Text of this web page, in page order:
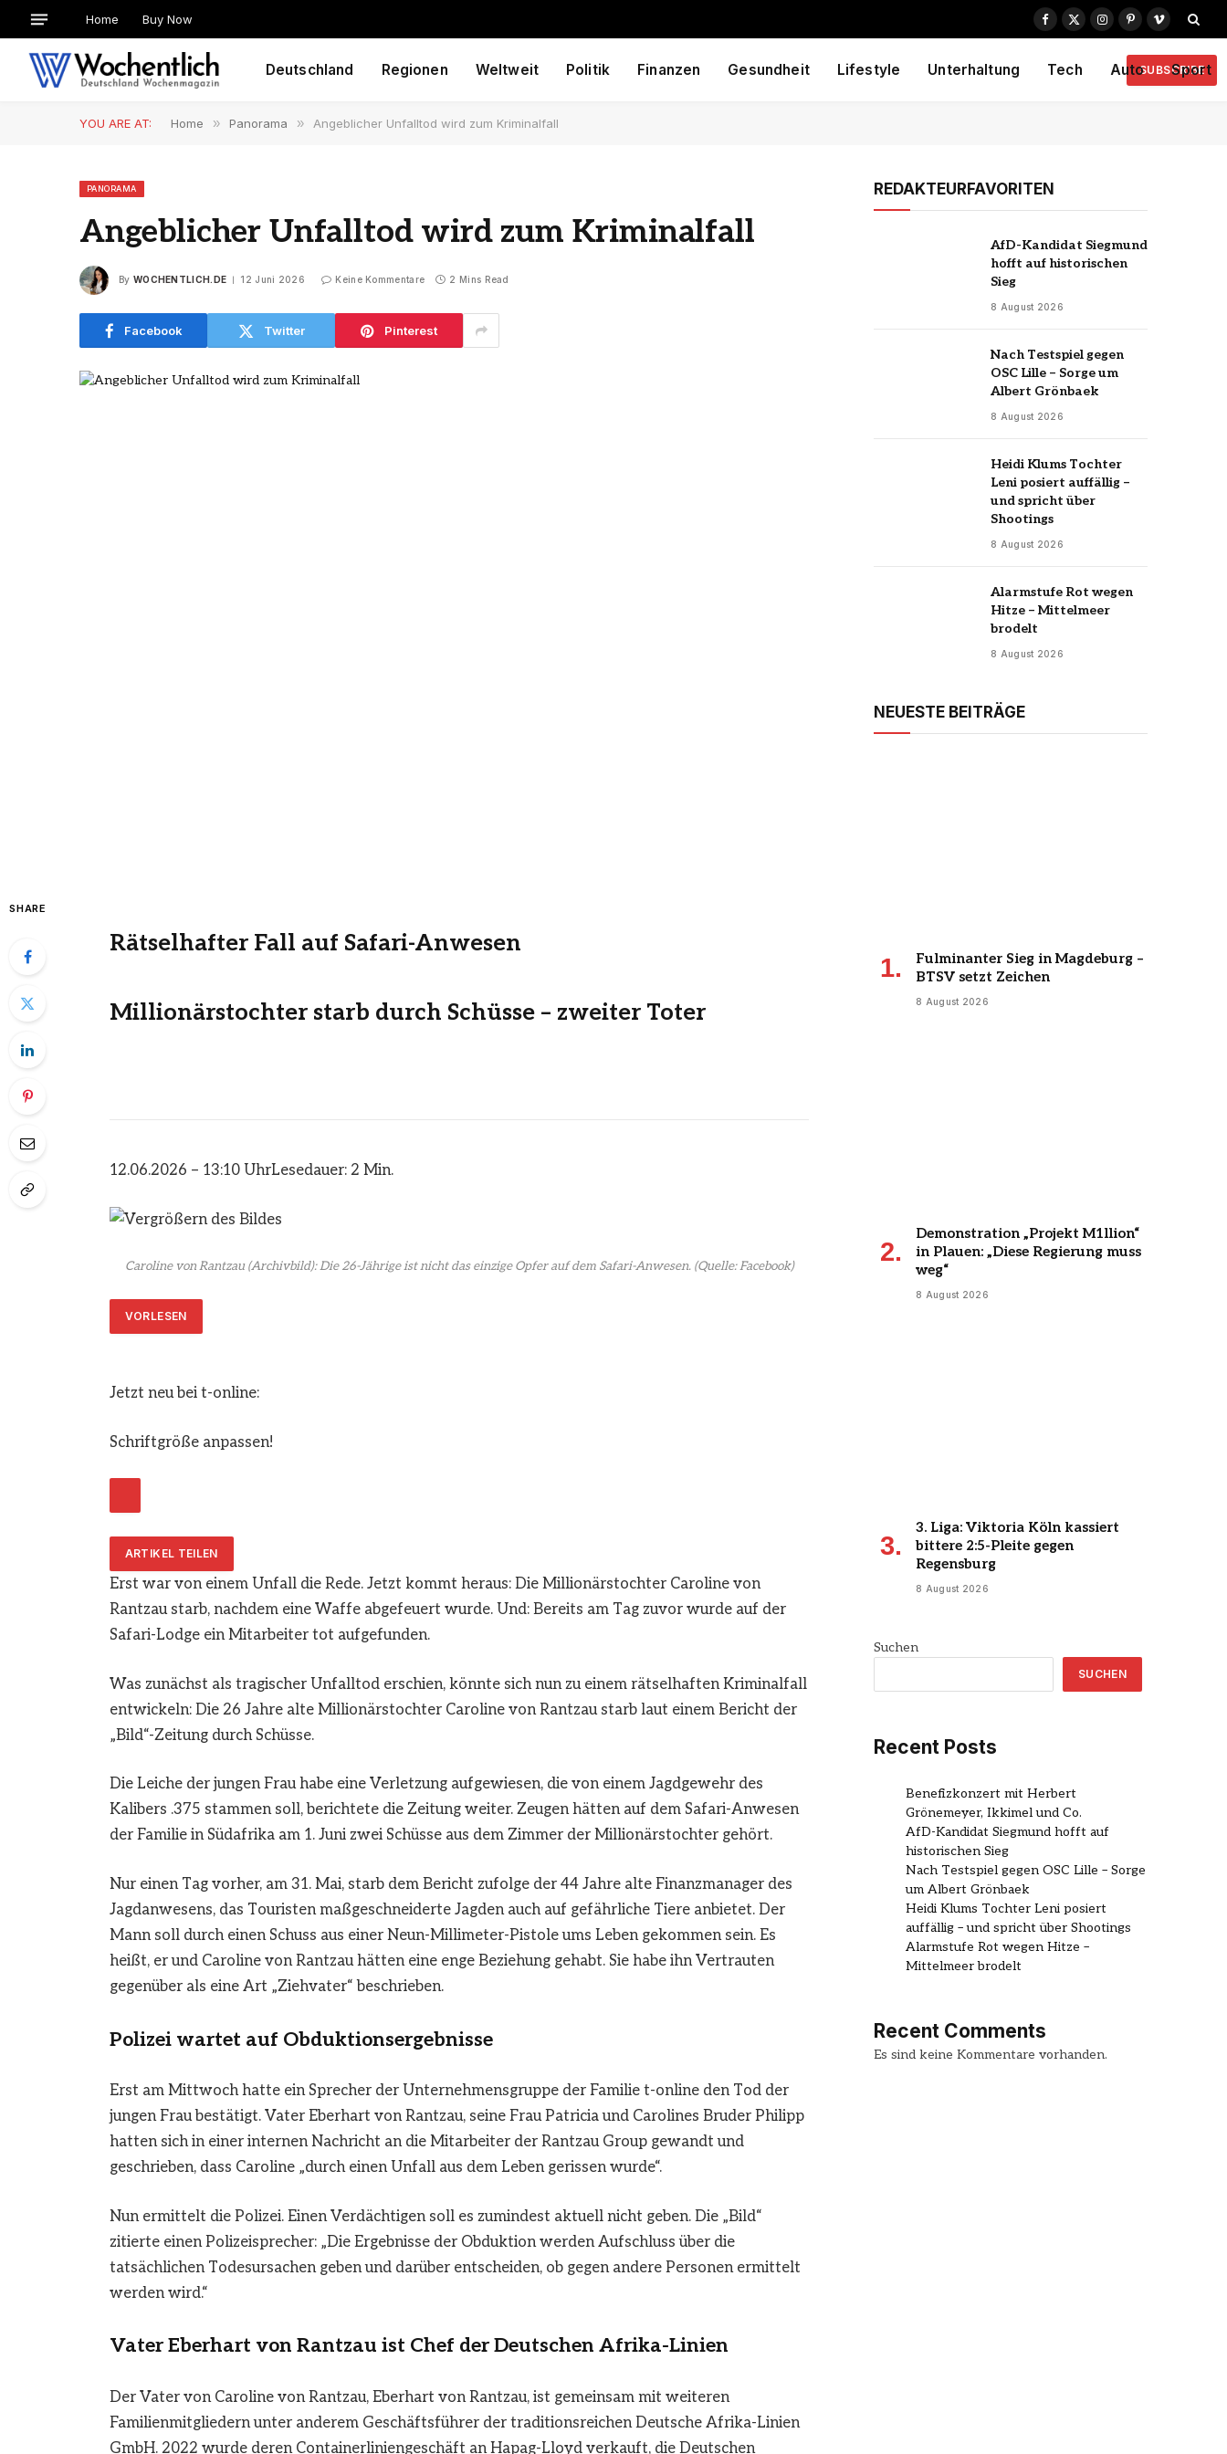
Home Buy Now
Facebook
X
Instagram
PinterestVimeo
Deutschland Regionen Weltweit Politik Finanzen Gesundheit Lifestyle Unterhaltung Tech Auto Sport
SUBSCRIBE
YOU ARE AT: Home » Panorama » Angeblicher Unfalltod wird zum Kriminalfall
PANORAMA
Angeblicher Unfalltod wird zum Kriminalfall
By WOCHENTLICH.DE 12 Juni 2026 Keine Kommentare 2 Mins Read
Facebook Twitter Pinterest
SHARE
Rätselhafter Fall auf Safari-Anwesen
Millionärstochter starb durch Schüsse – zweiter Toter
12.06.2026 – 13:10 UhrLesedauer: 2 Min.
Caroline von Rantzau (Archivbild): Die 26-Jährige ist nicht das einzige Opfer auf dem Safari-Anwesen.(Quelle: Facebook)
VORLESEN
Jetzt neu bei t-online:
Schriftgröße anpassen!
ARTIKEL TEILEN
Erst war von einem Unfall die Rede. Jetzt kommt heraus: Die Millionärstochter Caroline von
Rantzau starb, nachdem eine Waffe abgefeuert wurde. Und: Bereits am Tag zuvor wurde auf der
Safari-Lodge ein Mitarbeiter tot aufgefunden.
Was zunächst als tragischer Unfalltod erschien, könnte sich nun zu einem rätselhaften Kriminalfall
entwickeln: Die 26 Jahre alte Millionärstochter Caroline von Rantzau starb laut einem Bericht der
„Bild“-Zeitung durch Schüsse.
Die Leiche der jungen Frau habe eine Verletzung aufgewiesen, die von einem Jagdgewehr des
Kalibers .375 stammen soll, berichtete die Zeitung weiter. Zeugen hätten auf dem Safari-Anwesen
der Familie in Südafrika am 1. Juni zwei Schüsse aus dem Zimmer der Millionärstochter gehört.
Nur einen Tag vorher, am 31. Mai, starb dem Bericht zufolge der 44 Jahre alte Finanzmanager des
Jagdanwesens, das Touristen maßgeschneiderte Jagden auch auf gefährliche Tiere anbietet. Der
Mann soll durch einen Schuss aus einer Neun-Millimeter-Pistole ums Leben gekommen sein. Es
heißt, er und Caroline von Rantzau hätten eine enge Beziehung gehabt. Sie habe ihn Vertrauten
gegenüber als eine Art „Ziehvater“ beschrieben.
Polizei wartet auf Obduktionsergebnisse
Erst am Mittwoch hatte ein Sprecher der Unternehmensgruppe der Familie t-online den Tod der
jungen Frau bestätigt. Vater Eberhart von Rantzau, seine Frau Patricia und Carolines Bruder Philipp
hatten sich in einer internen Nachricht an die Mitarbeiter der Rantzau Group gewandt und
geschrieben, dass Caroline „durch einen Unfall aus dem Leben gerissen wurde“.
Nun ermittelt die Polizei. Einen Verdächtigen soll es zumindest aktuell nicht geben. Die „Bild“
zitierte einen Polizeisprecher: „Die Ergebnisse der Obduktion werden Aufschluss über die
tatsächlichen Todesursachen geben und darüber entscheiden, ob gegen andere Personen ermittelt
werden wird.“
Vater Eberhart von Rantzau ist Chef der Deutschen Afrika-Linien
Der Vater von Caroline von Rantzau, Eberhart von Rantzau, ist gemeinsam mit weiteren
Familienmitgliedern unter anderem Geschäftsführer der traditionsreichen Deutsche Afrika-Linien
GmbH. 2022 wurde deren Containerliniengeschäft an Hapag-Lloyd verkauft, die Deutschen
REDAKTEURFAVORITEN
AfD-Kandidat Siegmund
hofft auf historischen
Sieg
8 August 2026
Nach Testspiel gegen
OSC Lille – Sorge um
Albert Grönbaek
8 August 2026
Heidi Klums Tochter
Leni posiert auffällig –
und spricht über
Shootings
8 August 2026
Alarmstufe Rot wegen
Hitze – Mittelmeer
brodelt
8 August 2026
NEUESTE BEITRÄGE
Fulminanter Sieg in Magdeburg –
BTSV setzt Zeichen
8 August 2026
Demonstration „Projekt M1llion“
in Plauen: „Diese Regierung muss
weg“
8 August 2026
3. Liga: Viktoria Köln kassiert
bittere 2:5-Pleite gegen
Regensburg
8 August 2026
Suchen
SUCHEN
Recent Posts
Benefizkonzert mit Herbert
Grönemeyer, Ikkimel und Co.
AfD-Kandidat Siegmund hofft auf
historischen Sieg
Nach Testspiel gegen OSC Lille – Sorge
um Albert Grönbaek
Heidi Klums Tochter Leni posiert
auffällig – und spricht über Shootings
Alarmstufe Rot wegen Hitze –
Mittelmeer brodelt
Recent Comments
Es sind keine Kommentare vorhanden.